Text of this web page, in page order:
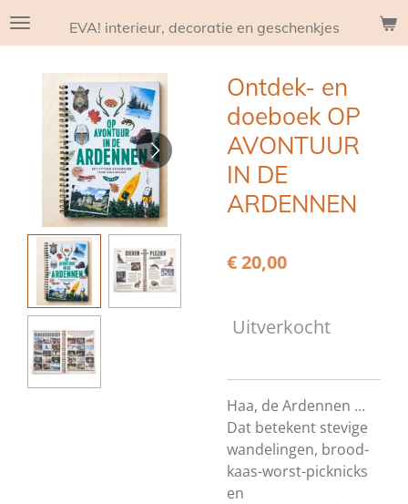
Ga
hoofdinhoud
EVA! interieur, decoratie en geschenkjes
Ontdek- en
doeboek OP
AVONTUUR
IN DE
ARDENNEN
€ 20,00
Uitverkocht
Haa, de Ardennen …
Dat betekent stevige
wandelingen, brood-
kaas-worst-picknicks
en